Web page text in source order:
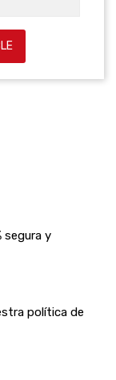
segura y
política de